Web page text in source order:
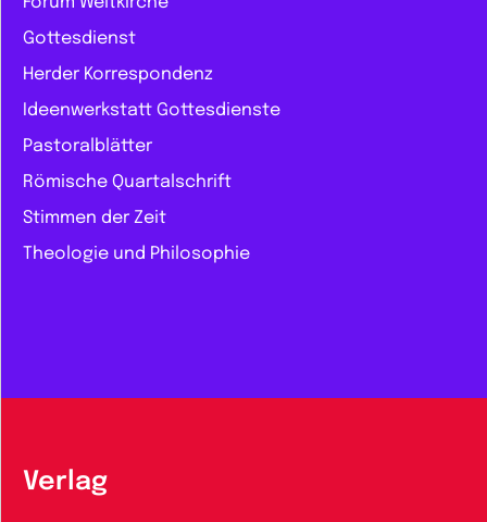
Gottesdienst
Herder Korrespondenz
Ideenwerkstatt Gottesdienste
Pastoralblätter
Römische Quartalschrift
Stimmen der Zeit
Theologie und Philosophie
Verlag